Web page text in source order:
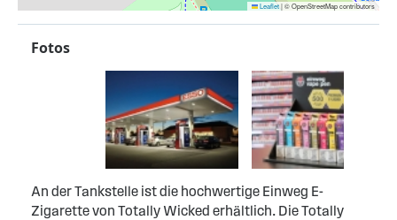
Leaflet|© OpenStreetMap contributors
Fotos
An der Tankstelle ist die hochwertige Einweg E-
Zigarette von Totally Wicked erhältlich. Die Totally